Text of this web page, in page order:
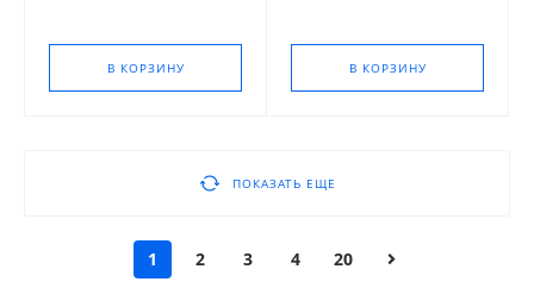
В КОРЗИНУ В КОРЗИНУ
ПОКАЗАТЬ ЕЩЕ
1 2 3 4 20